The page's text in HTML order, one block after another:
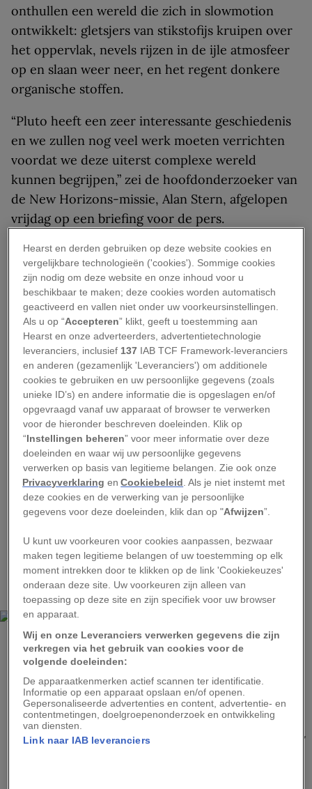
onthullen een wereld die zich in slowmotion
ontwikkelt: gletsjers van stikstofijs kruipen over
het oppervlak, nevels rijzen in de ijle atmosfeer
op en slaan weer neer, en het regent donkere
organische stoffen.
“Pluto heeft een zeer interessante geschiedenis
en we zullen nog veel werk moeten verrichten
voordat we deze uiterst complexe wereld
kunnen begrijpen,” zei de hoofdonderzoeker van
de New Horizons-missie, Alan Stern, afgelopen
vrijdag op een briefing voor de pers.
Het is nog maar tien dagen geleden dat New
Horizons langs Pluto en zijn vijf bekende manen
vloog, op 14 juli. Sindsdien hebben
wetenschappers ontdekt dat de ijzige
dwergplaneet geen bewegingloze klomp steen is
– alles lijkt er op een of andere manier in
beweging te zijn.
Het is volgens hen verrassend om te zien dat er
zoveel activiteit is op zo’n kleine wereld, in een
deel van het zonnestelsel waar de ‘ongebruikte’
bouwstenen voor de vorming van planeten in
een eeuwig schemerdonker rondcirkelen.
“We hebben zelfs direct bewijs voor recente
McKinnon van de Washington University in St.
Louis. Zo’n ontdekking “is gewoon een droom
die werkelijkheid wordt.”
FOTO: NSAA, JHUAPL
Pluto en zijn grote maan Charon, hier in een opname in natuurlijke kleuren,
vormen een binair planetenstelsel. \“We hebben nog nooit een
Hearst en derden gebruiken op deze website cookies en
vergelijkbare technologieën ('cookies'). Sommige cookies
zijn nodig om deze website en onze inhoud voor u
beschikbaar te maken; deze cookies worden automatisch
geactiveerd en vallen niet onder uw voorkeursinstellingen.
Als u op “Accepteren” klikt, geeft u toestemming aan
Hearst en onze adverteerders, advertentietechnologie
leveranciers, inclusief 137 IAB TCF Framework-leveranciers
en anderen (gezamenlijk 'Leveranciers') om additionele
cookies te gebruiken en uw persoonlijke gegevens (zoals
unieke ID’s) en andere informatie die is opgeslagen en/of
opgevraagd vanaf uw apparaat of browser te verwerken
voor de hieronder beschreven doeleinden. Klik op
“Instellingen beheren” voor meer informatie over deze
doeleinden en waar wij uw persoonlijke gegevens
verwerken op basis van legitieme belangen. Zie ook onze
Privacyverklaring enCookiebeleid . Als je niet instemt met
deze cookies en de verwerking van je persoonlijke
gegevens voor deze doeleinden, klik dan op "Afwijzen”.
U kunt uw voorkeuren voor cookies aanpassen, bezwaar
maken tegen legitieme belangen of uw toestemming op elk
moment intrekken door te klikken op de link 'Cookiekeuzes'
onderaan deze site. Uw voorkeuren zijn alleen van
toepassing op deze site en zijn specifiek voor uw browser
en apparaat.
Wij en onze Leveranciers verwerken gegevens die zijn
verkregen via het gebruik van cookies voor de
volgende doeleinden:
De apparaatkenmerken actief scannen ter identificatie.
Informatie op een apparaat opslaan en/of openen.
Gepersonaliseerde advertenties en content, advertentie- en
contentmetingen, doelgroepenonderzoek en ontwikkeling
van diensten.
Link naar IAB leveranciers